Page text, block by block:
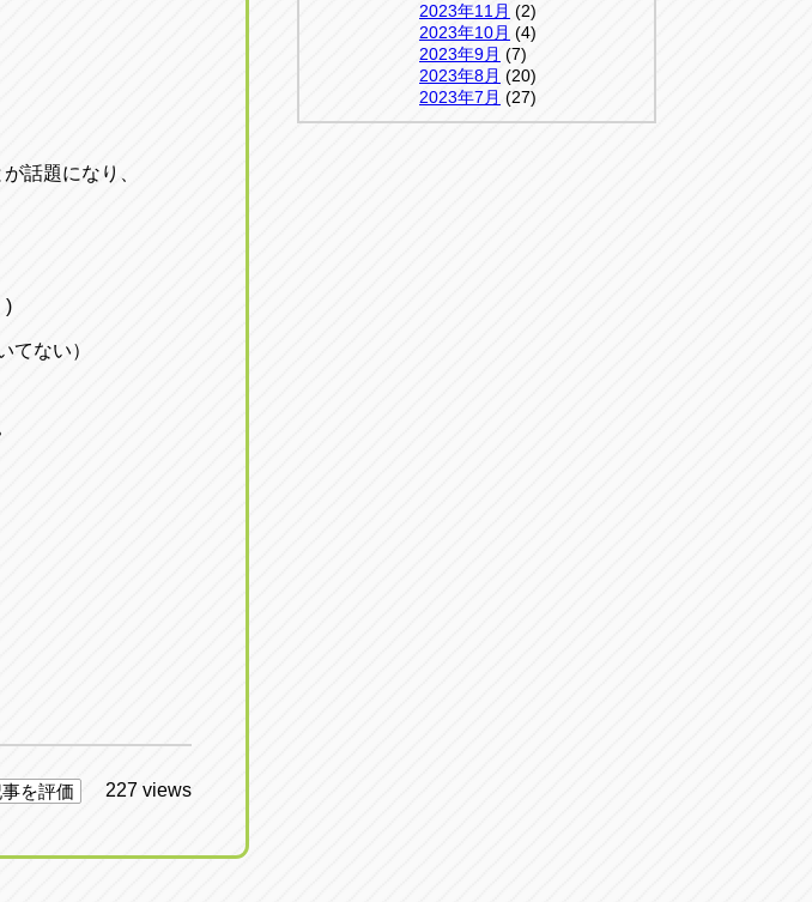
話題になり、
)
てない）
を評価 227 views
2023年11月 (2)
2023年10月 (4)
2023年9月 (7)
2023年8月 (20)
2023年7月 (27)